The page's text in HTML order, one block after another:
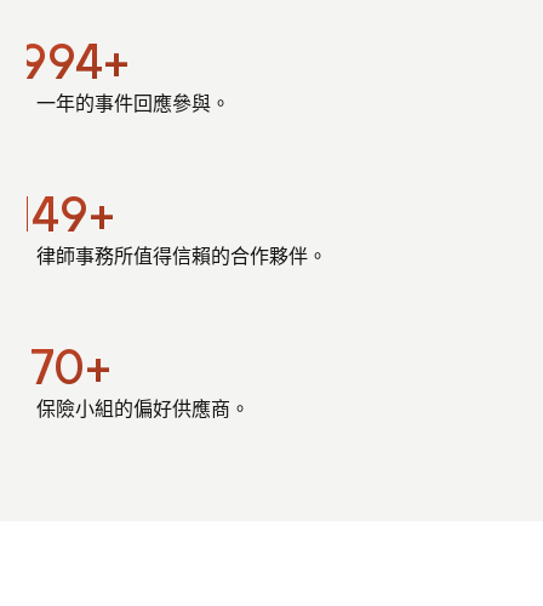
+
一年的事件回應參與。
150+
律師事務所值得信賴的合作夥伴。
70+
保險小組的偏好供應商。